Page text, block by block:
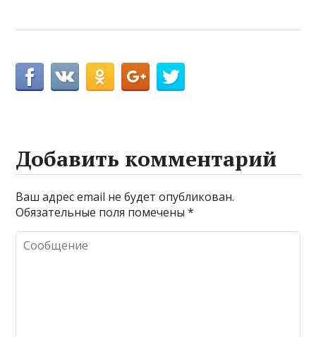
Добавить комментарий
Ваш адрес email не будет опубликован.
Обязательные поля помечены*